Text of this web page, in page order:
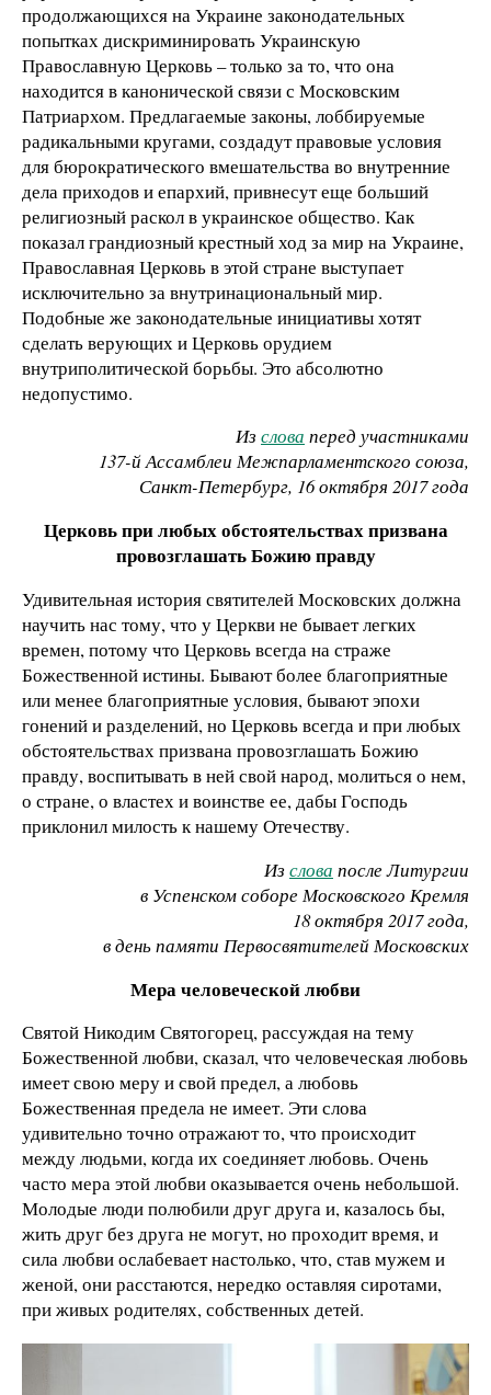
продолжающихся на Украине законодательных
попытках дискриминировать Украинскую
Православную Церковь – только за то, что она
находится в канонической связи с Московским
Патриархом. Предлагаемые законы, лоббируемые
радикальными кругами, создадут правовые условия
для бюрократического вмешательства во внутренние
дела приходов и епархий, привнесут еще больший
религиозный раскол в украинское общество. Как
показал грандиозный крестный ход за мир на Украине,
Православная Церковь в этой стране выступает
исключительно за внутринациональный мир.
Подобные же законодательные инициативы хотят
сделать верующих и Церковь орудием
внутриполитической борьбы. Это абсолютно
недопустимо.
Изслова перед участниками
137-й Ассамблеи Межпарламентского союза,
Санкт-Петербург, 16 октября 2017 года
Церковь при любых обстоятельствах призвана
провозглашать Божию правду
Удивительная история святителей Московских должна
научить нас тому, что у Церкви не бывает легких
времен, потому что Церковь всегда на страже
Божественной истины. Бывают более благоприятные
или менее благоприятные условия, бывают эпохи
гонений и разделений, но Церковь всегда и при любых
обстоятельствах призвана провозглашать Божию
правду, воспитывать в ней свой народ, молиться о нем,
о стране, о властех и воинстве ее, дабы Господь
приклонил милость к нашему Отечеству.
Изслова после Литургии
в Успенском соборе Московского Кремля
18 октября 2017 года,
в день памяти Первосвятителей Московских
Мера человеческой любви
Святой Никодим Святогорец, рассуждая на тему
Божественной любви, сказал, что человеческая любовь
имеет свою меру и свой предел, а любовь
Божественная предела не имеет. Эти слова
удивительно точно отражают то, что происходит
между людьми, когда их соединяет любовь. Очень
часто мера этой любви оказывается очень небольшой.
Молодые люди полюбили друг друга и, казалось бы,
жить друг без друга не могут, но проходит время, и
сила любви ослабевает настолько, что, став мужем и
женой, они расстаются, нередко оставляя сиротами,
при живых родителях, собственных детей.